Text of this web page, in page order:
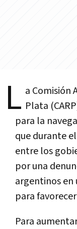
L a Comisión
Plata
para la
que durante
entre los
por una
argentinos en
para
Para